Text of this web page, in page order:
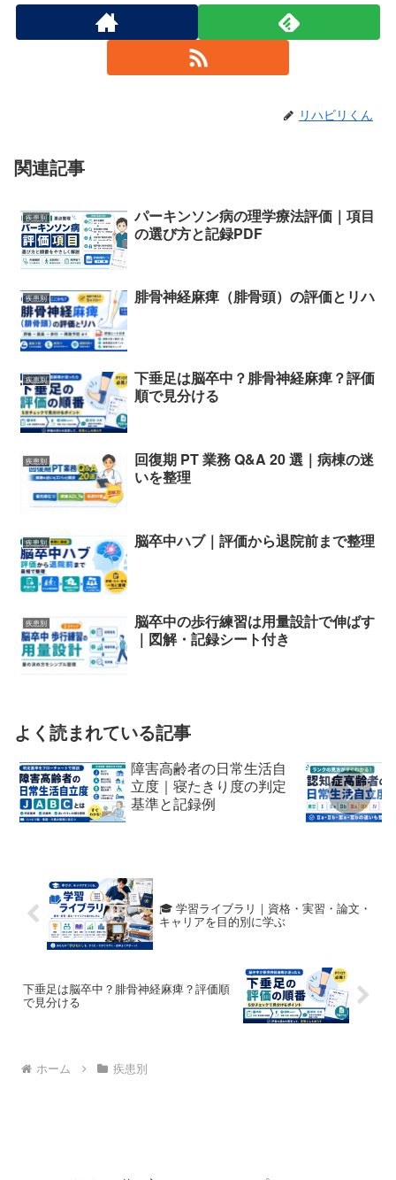
リハビリくん
関連記事
疾患別
パーキンソン病の理学療法評価｜項目
の選び方と記録PDF
疾患別 腓骨神経麻痺（腓骨頭）の評価とリハ
疾患別
下垂足は脳卒中？腓骨神経麻痺？評価
順で見分ける
疾患別
回復期 PT 業務 Q&A 20 選｜病棟の迷
いを整理
疾患別 脳卒中ハブ｜評価から退院前まで整理
疾患別
脳卒中の歩行練習は用量設計で伸ばす
｜図解・記録シート付き
よく読まれている記事
障害高齢者の日常生活自
立度｜寝たきり度の判定
基準と記録例
🎓 学習ライブラリ｜資格・実習・論文・
キャリアを目的別に学ぶ
下垂足は脳卒中？腓骨神経麻痺？評価順
で見分ける
ホーム 疾患別